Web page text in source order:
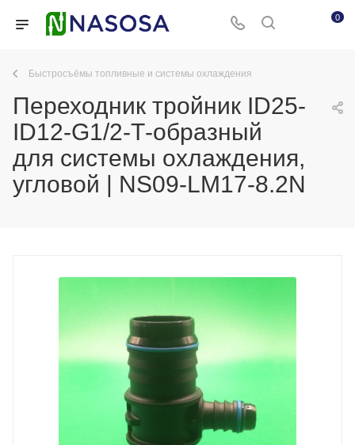
0
Быстросъёмы топливные и системы охлаждения
Переходник тройник ID25-
ID12-G1/2-Т-образный
для системы охлаждения,
угловой | NS09-LM17-8.2N